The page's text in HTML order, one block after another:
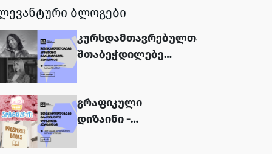
ბლოგები
კურსდამთავრებულთა
შთაბეჭდილებები
გრაფიკული
დიზაინი -